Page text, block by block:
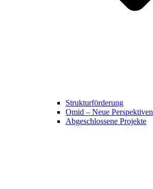
Strukturförderung
Omid – Neue Perspektiven
Abgeschlossene Projekte